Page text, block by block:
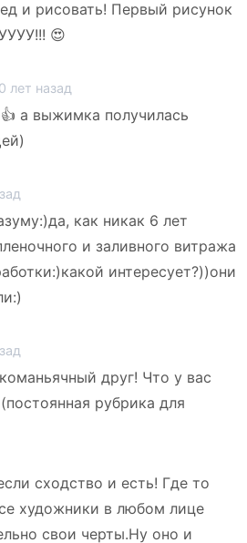
и рисовать! Первый рисунок
😍
лет назад
а выжимка получилась
как никак 6 лет
и заливного витража
интересует?))они
друг! Что у вас
рубрика для
сходство и есть! Где то
художники в любом лице
свои черты.Ну оно и